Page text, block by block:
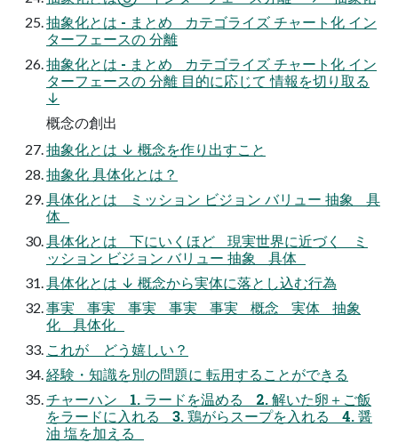
抽象化とは - まとめ カテゴライズ チャート化 イン
ターフェースの 分離
抽象化とは - まとめ カテゴライズ チャート化 イン
ターフェースの 分離 目的に応じて 情報を切り取る
↓
概念の創出
抽象化とは ↓ 概念を作り出すこと
抽象化 具体化とは？
具体化とは ミッション ビジョン バリュー 抽象 具
体
具体化とは 下にいくほど 現実世界に近づく ミ
ッション ビジョン バリュー 抽象 具体
具体化とは ↓ 概念から実体に落とし込む行為
事実 事実 事実 事実 事実 概念 実体 抽象
化 具体化
これが どう嬉しい？
経験・知識を別の問題に 転用することができる
チャーハン 1. ラードを温める 2. 解いた卵＋ご飯
をラードに入れる 3. 鶏がらスープを入れる 4. 醤
油 塩を加える